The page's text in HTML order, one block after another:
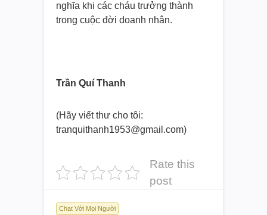
nghĩa khi các cháu trưởng thành
trong cuộc đời doanh nhân.
Trần Quí Thanh
(Hãy viết thư cho tôi:
tranquithanh1953@gmail.com)
Rate this
post
Chat Với Mọi Người